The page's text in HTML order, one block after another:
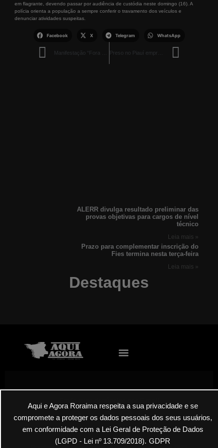
Aqui e Agora Roraima respeita a sua privacidade e se
compromete a proteger os dados pessoais dos seus usuários,
em conformidade com a Lei Geral de Proteção de Dados
(LGPD - Lei nº 13.709/2018). GDPR
em flagrante, devendo passar por audiência de custódia neste domingo (16). A
polícia orienta a população a sempre conferir o travamento dos veículos e
denunciar atividades suspeitas.
Facebook X Telegram WhatsApp
Manifestação “Fora Lula” ocorre hoje em Boa Vista Preso no Piauí empresário acusado de golpe milionário com placas solares em Roraima
Destaques
ALERR divulga resultado preliminar das
provas objetivas para cargos de nível
técnico
Leia mais »
Prazo para complementar inscrição do
Fies termina nesta terça-feira
Leia mais »